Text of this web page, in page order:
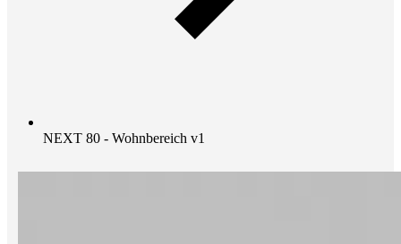
NEXT 80 - Wohnbereich v1